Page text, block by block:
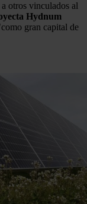
otros vinculados al
Hydnum
gran capital de